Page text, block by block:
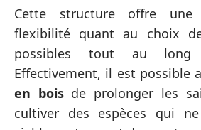
Cette structure offre une
flexibilité quant au choix
possibles tout au long
Effectivement, il est possible
en boisde prolonger les
cultiver des espèces qui